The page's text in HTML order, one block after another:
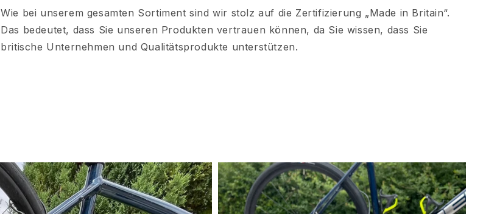
Wie bei unserem gesamten Sortiment sind wir stolz auf die Zertifizierung „Made in Britain“.
Das bedeutet, dass Sie unseren Produkten vertrauen können, da Sie wissen, dass Sie
britische Unternehmen und Qualitätsprodukte unterstützen.